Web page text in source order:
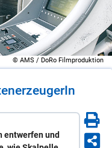
© AMS / DoRo Filmproduktion
entwerfen und